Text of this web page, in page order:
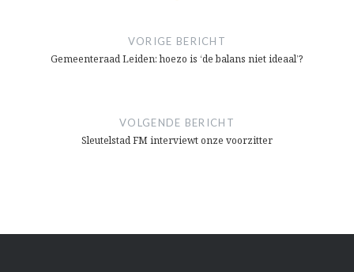
VORIGE BERICHT
Gemeenteraad Leiden: hoezo is ‘de balans niet ideaal’?
VOLGENDE BERICHT
Sleutelstad FM interviewt onze voorzitter